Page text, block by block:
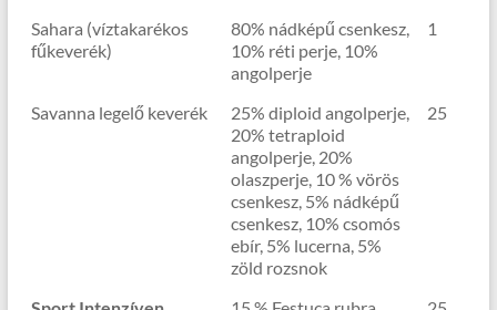
Sahara (víztakarékos
fűkeverék)
80% nádképű csenkesz,
10% réti perje, 10%
angolperje
1
Savanna legelő keverék
25% diploid angolperje,
20% tetraploid
angolperje, 20%
olaszperje, 10 % vörös
csenkesz, 5% nádképű
csenkesz, 10% csomós
ebír, 5% lucerna, 5%
zöld rozsnok
25